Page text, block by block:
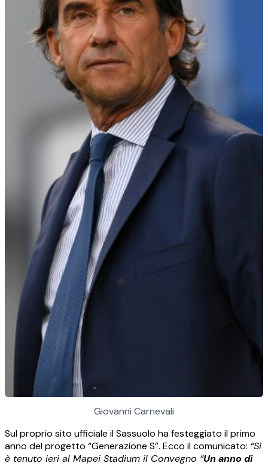
Giovanni Carnevali
Sul proprio sito ufficiale il Sassuolo ha festeggiato il primo
anno del progetto “Generazione S”. Ecco il comunicato: “Si
è tenuto ieri al Mapei Stadium il Convegno “Un anno di